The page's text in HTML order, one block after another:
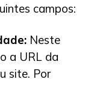
campos:
Neste
a URL da
site. Por